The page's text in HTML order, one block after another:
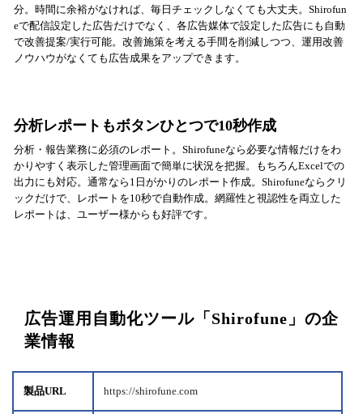
分。時間に余裕がなければ、毎日チェックしなくても大丈夫。Shirofun
eで配信設定した広告だけでなく、各広告媒体で設定した広告にも自動
で改善提案/実行可能。改善施策を考える手間を削減しつつ、運用改善
ノウハウがなくても広告成果をアップできます。
分析レポートもボタンひとつで10秒作成
分析・報告業務に必須のレポート。Shirofuneなら必要な情報だけをわ
かりやすく表示した管理画面で簡単に状況を把握。もちろんExcelでの
出力にも対応。通常なら1日がかりのレポート作成。Shirofuneならクリ
ックだけで、レポートを10秒で自動作成。網羅性と視認性を両立した
レポートは、ユーザー様からも好評です。
広告運用自動化ツール「Shirofune」の企
業情報
製品URL https://shirofune.com